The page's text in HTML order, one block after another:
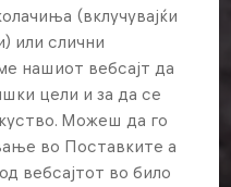
(вклучувајќи
или слични
нашиот вебсајт да
цели и за да се
Можеш да го
во Поставките а
вебсајтот во било